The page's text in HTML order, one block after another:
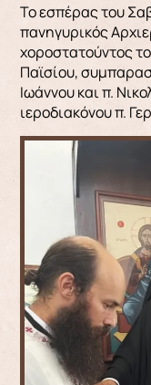
Το εσπέρας του
πανηγυρικός
χοροστατούντος
Παϊσίου,
Ιωάννου και π.
ιεροδιακόνου π.